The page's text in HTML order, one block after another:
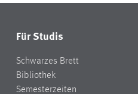
Für Studis
Schwarzes Brett
Bibliothek
Semesterzeiten